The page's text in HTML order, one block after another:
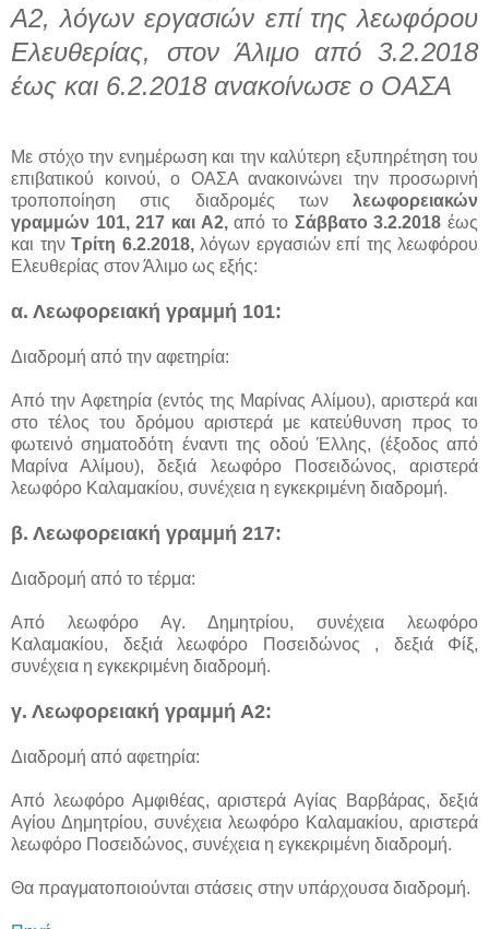
Α2, λόγων εργασιών επί της λεωφόρου
Ελευθερίας, στον Άλιμο από 3.2.2018
έως και 6.2.2018 ανακοίνωσε ο ΟΑΣΑ
Με στόχο την ενημέρωση και την καλύτερη εξυπηρέτηση του
επιβατικού κοινού, ο ΟΑΣΑ ανακοινώνει την προσωρινή
τροποποίηση στις διαδρομές των λεωφορειακών
γραμμών 101, 217 και Α2,από το Σάββατο 3.2.2018 έως
και τηνΤρίτη 6.2.2018,λόγων εργασιών επί της λεωφόρου
Ελευθερίας στον Άλιμο ως εξής:
α. Λεωφορειακή γραμμή 101:
Διαδρομή από την αφετηρία:
Από την Αφετηρία (εντός της Μαρίνας Αλίμου), αριστερά και
στο τέλος του δρόμου αριστερά με κατεύθυνση προς το
φωτεινό σηματοδότη έναντι της οδού Έλλης, (έξοδος από
Μαρίνα Αλίμου), δεξιά λεωφόρο Ποσειδώνος, αριστερά
λεωφόρο Καλαμακίου, συνέχεια η εγκεκριμένη διαδρομή.
β. Λεωφορειακή γραμμή 217:
Διαδρομή από το τέρμα:
Από λεωφόρο Αγ. Δημητρίου, συνέχεια λεωφόρο
Καλαμακίου, δεξιά λεωφόρο Ποσειδώνος , δεξιά Φίξ,
συνέχεια η εγκεκριμένη διαδρομή.
γ. Λεωφορειακή γραμμή Α2:
Διαδρομή από αφετηρία:
Από λεωφόρο Αμφιθέας, αριστερά Αγίας Βαρβάρας, δεξιά
Αγίου Δημητρίου, συνέχεια λεωφόρο Καλαμακίου, αριστερά
λεωφόρο Ποσειδώνος, συνέχεια η εγκεκριμένη διαδρομή.
Θα πραγματοποιούνται στάσεις στην υπάρχουσα διαδρομή.